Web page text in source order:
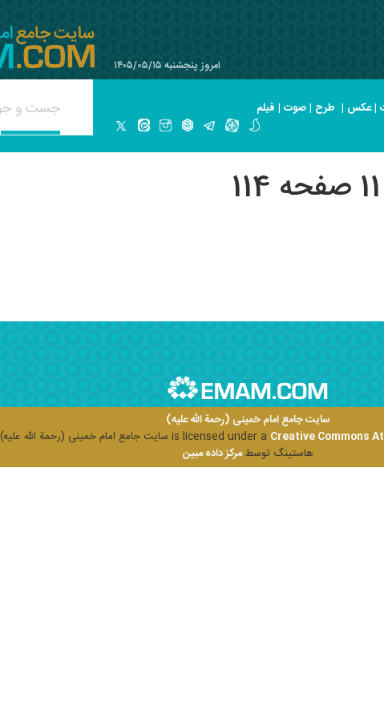
امروز پنجشنبه ۱۴۰۵/۰۵/۱۵
|عکس | طرح |صوت | فیلم
سایت جامع امام خمینی (رحمة الله علیه)
سایت جامع امام خمینی (رحمة الله علیه) is licensed under a Creative Commons
هاستینگ توسطمرکز داده مبین